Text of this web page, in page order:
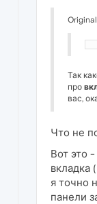
Так
про
вас,
Что не
Вот это
вкладка
я точно
панели